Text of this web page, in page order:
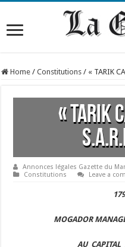
Home / Constitutions / « TARIK
« TARIK
Annonces légales Gazette du
Constitutions
Leave a
MOGADOR
AU CAPITAL